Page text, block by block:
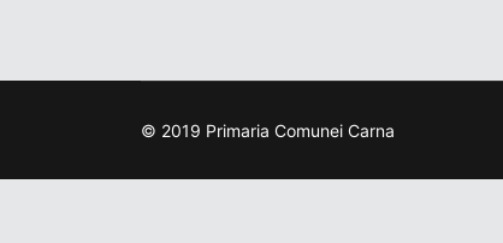
© 2019 Primaria Comunei Carna